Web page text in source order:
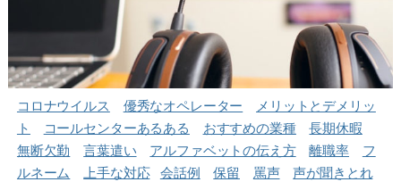
コロナウイルス 優秀なオペレーター
メリットとデメリッ
ト
コールセンターあるある おすすめの業種
長期休暇
無断欠勤
言葉遣い アルファベットの伝え方 離職率
フ
ルネーム
上手な対応 会話例 保留 罵声
声が聞きとれ